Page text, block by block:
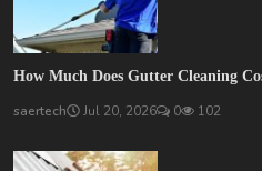
How Much Does Gutter Cleaning
saertech Jul 20, 2026 0 102